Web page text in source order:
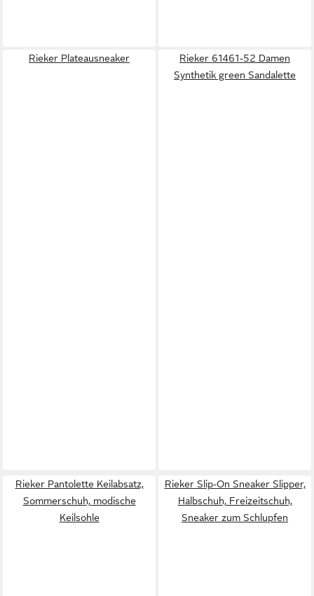
Rieker Plateausneaker
Rieker 61461-52 Damen
Synthetik green Sandalette
Rieker Pantolette Keilabsatz,
Sommerschuh, modische
Keilsohle
Rieker Slip-On Sneaker Slipper,
Halbschuh, Freizeitschuh,
Sneaker zum Schlupfen